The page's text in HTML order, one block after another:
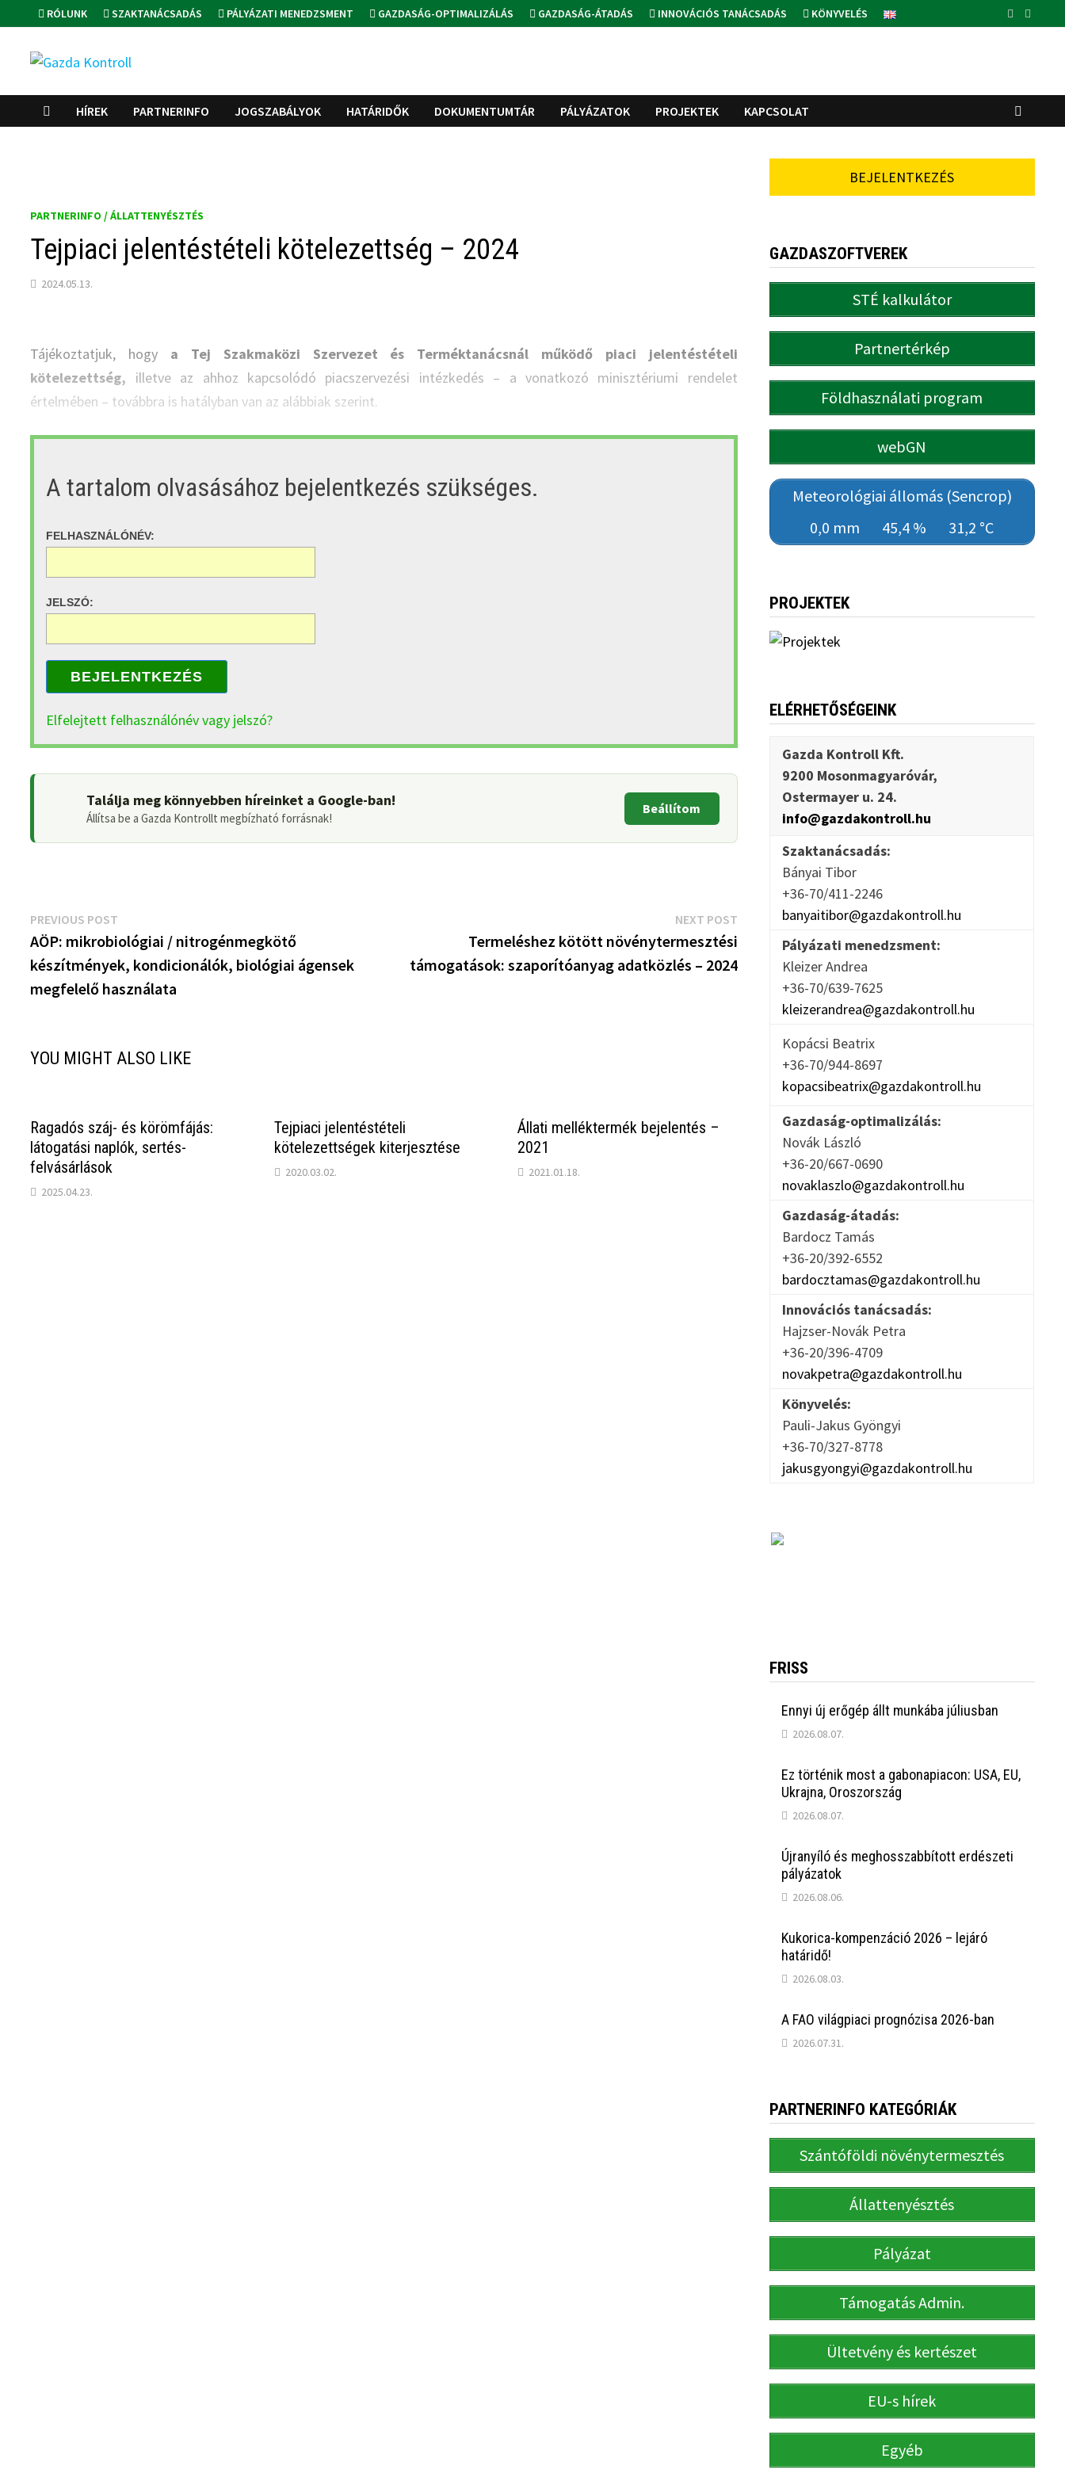
to
content
RÓLUNK SZAKTANÁCSADÁS PÁLYÁZATI MENEDZSMENT GAZDASÁG-OPTIMALIZÁLÁS GAZDASÁG-ÁTADÁS INNOVÁCIÓS TANÁCSADÁS KÖNYVELÉS
HÍREK PARTNERINFO JOGSZABÁLYOK HATÁRIDŐK DOKUMENTUMTÁR PÁLYÁZATOK PROJEKTEK KAPCSOLAT
PARTNERINFO / ÁLLATTENYÉSZTÉS
Tejpiaci jelentéstételi kötelezettség – 2024
2024.05.13.
Tájékoztatjuk, hogy a Tej Szakmaközi Szervezet és Terméktanácsnál működő piaci jelentéstételi
kötelezettség, illetve az ahhoz kapcsolódó piacszervezési intézkedés – a vonatkozó minisztériumi rendelet
értelmében – továbbra is hatályban van az alábbiak szerint.
A tartalom olvasásához bejelentkezés szükséges.
FELHASZNÁLÓNÉV:
JELSZÓ:
BEJELENTKEZÉS
Elfelejtett felhasználónév vagy jelszó?
Találja meg könnyebben híreinket a Google-ban!
Állítsa be a Gazda Kontrollt megbízható forrásnak!
Beállítom
Bejegyzés
navigáció
PREVIOUS POST
post:
AÖP: mikrobiológiai / nitrogénmegkötő
készítmények, kondicionálók, biológiai ágensek
megfelelő használata
NEXT POSTNext
post:
Termeléshez kötött növénytermesztési
támogatások: szaporítóanyag adatközlés – 2024
YOU MIGHT ALSO LIKE
Ragadós száj- és körömfájás:
látogatási naplók, sertés-
felvásárlások
2025.04.23.
Tejpiaci jelentéstételi
kötelezettségek kiterjesztése
2020.03.02.
Állati melléktermék bejelentés –
2021
2021.01.18.
BEJELENTKEZÉS
GAZDASZOFTVEREK
STÉ kalkulátor
Partnertérkép
Földhasználati program
webGN
Meteorológiai állomás (Sencrop)
0,0 mm
45,4 % 31,2 °C
PROJEKTEK
ELÉRHETŐSÉGEINK
Gazda Kontroll Kft.
9200 Mosonmagyaróvár,
Ostermayer u. 24.
info@gazdakontroll.hu
Szaktanácsadás:
Bányai Tibor
+36-70/411-2246
banyaitibor@gazdakontroll.hu
Pályázati menedzsment:
Kleizer Andrea
+36-70/639-7625
kleizerandrea@gazdakontroll.hu
Kopácsi Beatrix
+36-70/944-8697
kopacsibeatrix@gazdakontroll.hu
Gazdaság-optimalizálás:
Novák László
+36-20/667-0690
novaklaszlo@gazdakontroll.hu
Gazdaság-átadás:
Bardocz Tamás
+36-20/392-6552
bardocztamas@gazdakontroll.hu
Innovációs tanácsadás:
Hajzser-Novák Petra
+36-20/396-4709
novakpetra@gazdakontroll.hu
Könyvelés:
Pauli-Jakus Gyöngyi
+36-70/327-8778
jakusgyongyi@gazdakontroll.hu
FRISS
Ennyi új erőgép állt munkába júliusban
2026.08.07.
Ez történik most a gabonapiacon: USA, EU,
Ukrajna, Oroszország
2026.08.07.
Újranyíló és meghosszabbított erdészeti
pályázatok
2026.08.06.
Kukorica-kompenzáció 2026 – lejáró
határidő!
2026.08.03.
A FAO világpiaci prognózisa 2026-ban
2026.07.31.
PARTNERINFO KATEGÓRIÁK
Szántóföldi növénytermesztés
Állattenyésztés
Pályázat
Támogatás Admin.
Ültetvény és kertészet
EU-s hírek
Egyéb